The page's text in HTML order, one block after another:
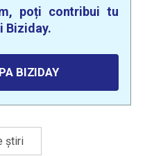
poți contribui tu
Biziday.
BIZIDAY
știri